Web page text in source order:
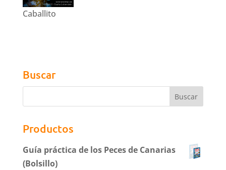
Caballito
Buscar
Productos
Guía práctica de los Peces de Canarias
(Bolsillo)